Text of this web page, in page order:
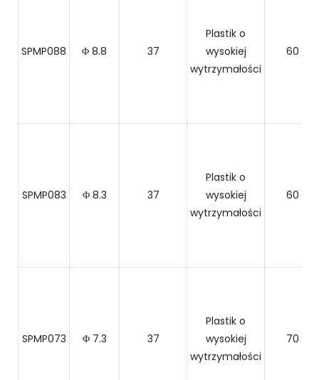
SPMP088 Φ 8.8 37
Plastik o
wysokiej
wytrzymałości
60
SPMP083 Φ 8.3 37
Plastik o
wysokiej
wytrzymałości
60
SPMP073 Φ 7.3 37
Plastik o
wysokiej
wytrzymałości
70